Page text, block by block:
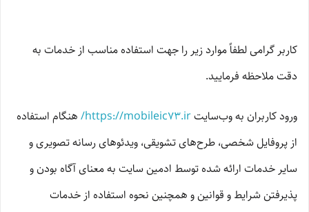
کاربر گرامی لطفاً موارد زیر را جهت استفاده مناسب از خدمات به
دقت ملاحظه فرمایید.
ورود کاربران به وب‏‌سایتhttps://mobileic73.ir/ هنگام استفاده
از پروفایل شخصی، طرح‏‌های تشویقی، ویدئوهای رسانه تصویری و
سایر خدمات ارائه شده توسط ادمین سایت به معنای آگاه بودن و
پذیرفتن شرایط و قوانین و همچنین نحوه استفاده از خدمات